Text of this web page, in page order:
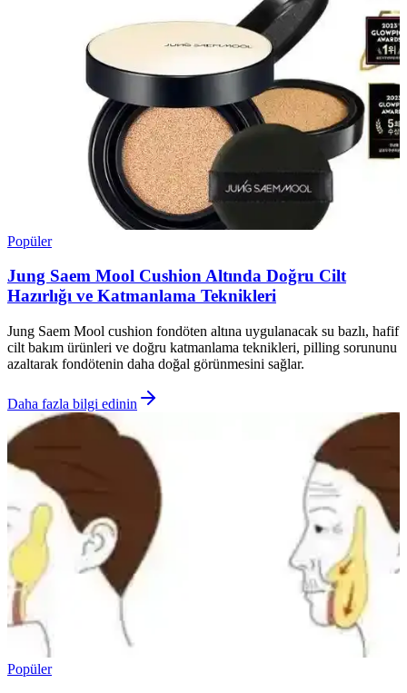
Popüler
Jung Saem Mool Cushion Altında Doğru Cilt
Hazırlığı ve Katmanlama Teknikleri
Jung Saem Mool cushion fondöten altına uygulanacak su bazlı, hafif
cilt bakım ürünleri ve doğru katmanlama teknikleri, pilling sorununu
azaltarak fondötenin daha doğal görünmesini sağlar.
Daha fazla bilgi edinin
Popüler